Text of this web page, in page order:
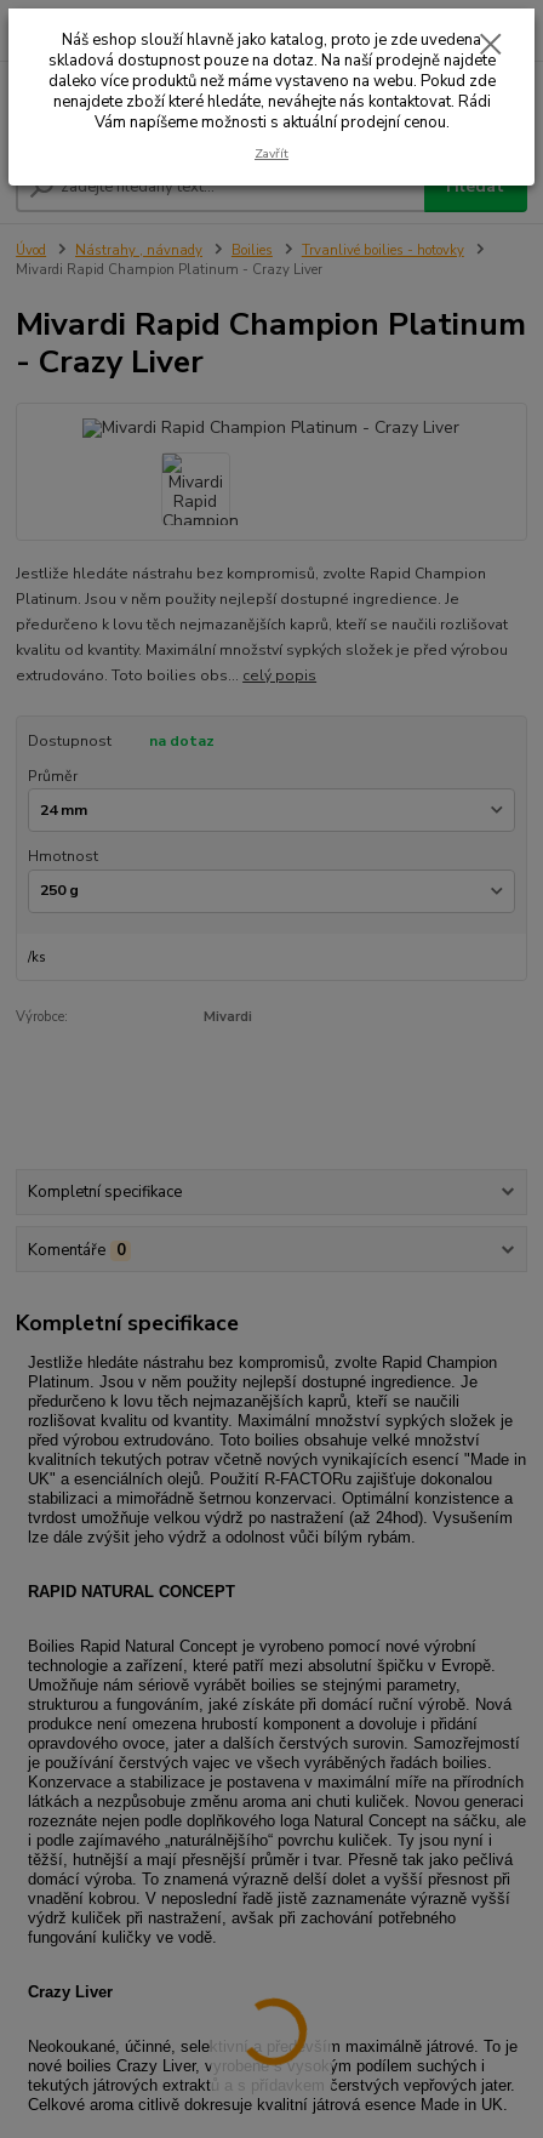
Menu
Hledat
+420 732 707 573 za
Úvod Nástrahy , návnady Boilies
Trvanlivé boilies - hotovky
Mivardi Rapid Champion Platinum - Crazy Liver
Mivardi Rapid Champion Platinum
- Crazy Liver
Jestliže hledáte nástrahu bez kompromisů, zvolte Rapid Champion
Platinum. Jsou v něm použity nejlepší dostupné ingredience. Je
předurčeno k lovu těch nejmazanějších kaprů, kteří se naučili rozlišovat
kvalitu od kvantity. Maximální množství sypkých složek je před výrobou
extrudováno. Toto boilies obs... celý popis
Dostupnost
na dotaz
Průměr
Hmotnost
/ks
Výrobce: Mivardi
Kompletní specifikace
Komentáře 0
Kompletní specifikace
Jestliže hledáte nástrahu bez kompromisů, zvolte Rapid Champion
Platinum. Jsou v něm použity nejlepší dostupné ingredience. Je
předurčeno k lovu těch nejmazanějších kaprů, kteří se naučili
rozlišovat kvalitu od kvantity. Maximální množství sypkých složek je
před výrobou extrudováno. Toto boilies obsahuje velké množství
kvalitních tekutých potrav včetně nových vynikajících esencí "Made in
UK" a esenciálních olejů. Použití R-FACTORu zajišťuje dokonalou
stabilizaci a mimořádně šetrnou konzervaci. Optimální konzistence a
tvrdost umožňuje velkou výdrž po nastražení (až 24hod). Vysušením
lze dále zvýšit jeho výdrž a odolnost vůči bílým rybám.
RAPID NATURAL CONCEPT
Boilies Rapid Natural Concept je vyrobeno pomocí nové výrobní
technologie a zařízení, které patří mezi absolutní špičku v Evropě.
Umožňuje nám sériově vyrábět boilies se stejnými parametry,
strukturou a fungováním, jaké získáte při domácí ruční výrobě. Nová
produkce není omezena hrubostí komponent a dovoluje i přidání
opravdového ovoce, jater a dalších čerstvých surovin. Samozřejmostí
je používání čerstvých vajec ve všech vyráběných řadách boilies.
Konzervace a stabilizace je postavena v maximální míře na přírodních
látkách a nezpůsobuje změnu aroma ani chuti kuliček. Novou generaci
rozeznáte nejen podle doplňkového loga Natural Concept na sáčku, ale
i podle zajímavého „naturálnějšího“ povrchu kuliček. Ty jsou nyní i
těžší, hutnější a mají přesnější průměr i tvar. Přesně tak jako pečlivá
domácí výroba. To znamená výrazně delší dolet a vyšší přesnost při
vnadění kobrou. V neposlední řadě jistě zaznamenáte výrazně vyšší
výdrž kuliček při nastražení, avšak při zachování potřebného
fungování kuličky ve vodě.
Crazy Liver
Neokoukané, účinné, selektivní a především maximálně játrové. To je
nové boilies Crazy Liver, vyrobené s vysokým podílem suchých i
tekutých játrových extraktů a s přídavkem čerstvých vepřových jater.
Celkové aroma citlivě dokresuje kvalitní játrová esence Made in UK.
Náš eshop slouží hlavně jako katalog, proto je zde uvedena
skladová dostupnost pouze na dotaz. Na naší prodejně najdete
daleko více produktů než máme vystaveno na webu. Pokud zde
nenajdete zboží které hledáte, neváhejte nás kontaktovat. Rádi
Vám napíšeme možnosti s aktuální prodejní cenou.
Zavřít